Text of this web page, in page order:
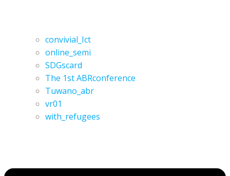
convivial_Ict
online_semi
SDGscard
The 1st ABRconference
Tuwano_abr
vr01
with_refugees